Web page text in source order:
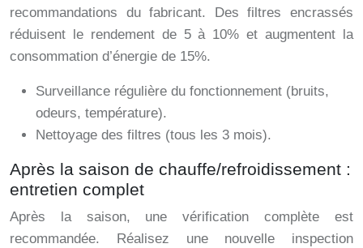
recommandations du fabricant. Des filtres encrassés
réduisent le rendement de 5 à 10% et augmentent la
consommation d’énergie de 15%.
Surveillance régulière du fonctionnement (bruits,
odeurs, température).
Nettoyage des filtres (tous les 3 mois).
Après la saison de chauffe/refroidissement :
entretien complet
Après la saison, une vérification complète est
recommandée. Réalisez une nouvelle inspection